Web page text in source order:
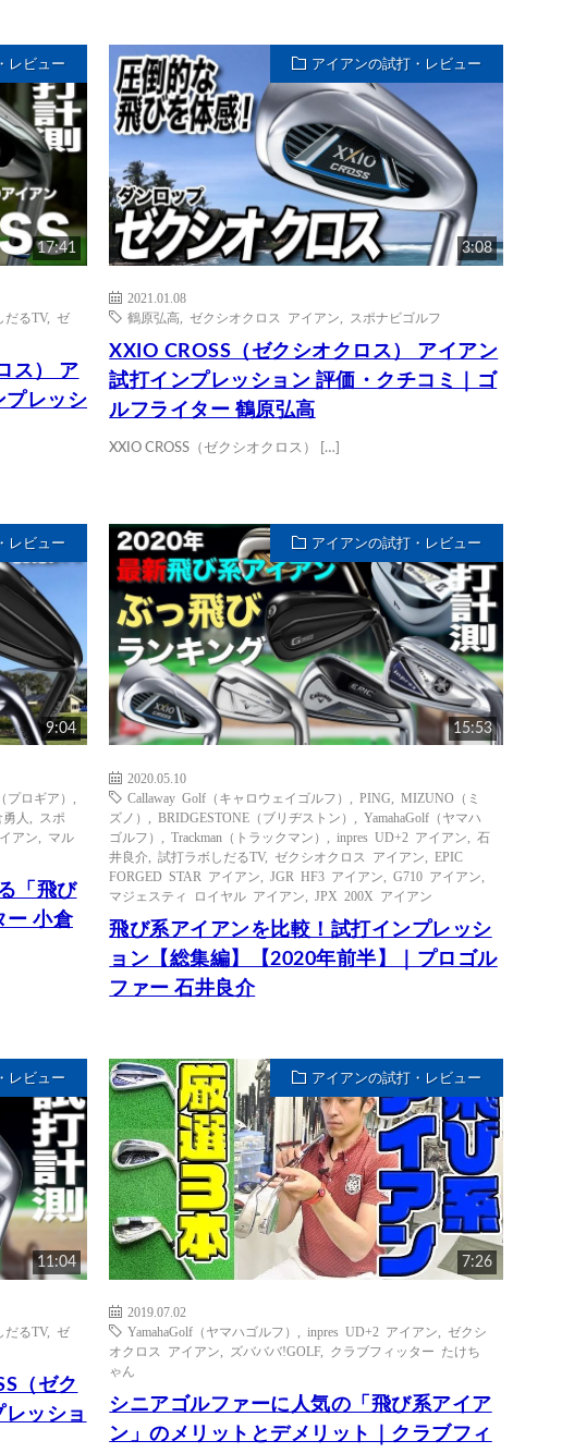
レビュー
17:41
だるTV, ゼ
ス） ア
プレッシ
アイアンの試打・レビュー
3:08
2021.01.08
鶴原弘高
ゼクシオクロス アイアン スポナビゴルフ
XXIO CROSS（ゼクシオクロス） アイアン
試打インプレッション 評価・クチコミ｜ゴ
ルフライター 鶴原弘高
XXIO CROSS（ゼクシオクロス） […]
レビュー
9:04
プロギア）
人
スポ
アン
マル
「飛び
ー 小倉
アイアンの試打・レビュー
15:53
2020.05.10
Callaway Golf（キャロウェイゴルフ）
,PING ,MIZUNO（ミ
ズノ）
,BRIDGESTONE（ブリヂストン） ,YamahaGolf（ヤマハ
ゴルフ）
,Trackman（トラックマン） ,inpres UD+2 アイアン ,石
井良介 ,試打ラボしだるTV, ゼクシオクロス アイアン ,EPIC
FORGED STAR アイアン
JGR HF3 アイアン ,G710 アイアン
マジェスティ ロイヤル アイアン
JPX 200X アイアン
飛び系アイアンを比較！試打インプレッシ
ョン【総集編】【2020年前半】｜プロゴル
ファー 石井良介
レビュー
11:04
だるTV, ゼ
（ゼク
ッショ
アイアンの試打・レビュー
7:26
2019.07.02
YamahaGolf（ヤマハゴルフ）
,inpres UD+2 アイアン
ゼクシ
オクロス アイアン
ズバババ!GOLF, クラブフィッター たけち
ゃん
シニアゴルファーに人気の「飛び系アイア
ン」のメリットとデメリット｜クラブフィ